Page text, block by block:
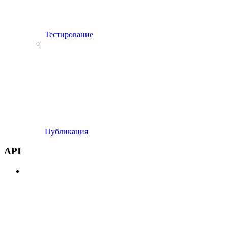
Тестирование
Публикация
API